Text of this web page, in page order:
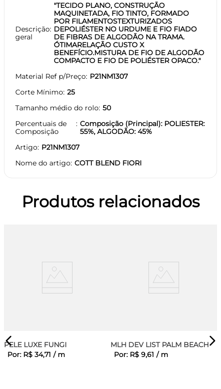
Descrição
geral
"TECIDO PLANO, CONSTRUÇÃO
MAQUINETADA, FIO TINTO, FORMADO
POR FILAMENTOSTEXTURIZADOS
DEPOLIÉSTER NO URDUME E FIO FIADO
DE FIBRAS DE ALGODÃO NA TRAMA.
ÓTIMARELAÇÃO CUSTO X
BENEFÍCIO.MISTURA DE FIO DE ALGODÃO
COMPACTO E FIO DE POLIÉSTER OPACO."
Material Ref p/Preço P21NM1307
Corte Mínimo 25
Tamanho médio do rolo 50
Percentuais de
Composição
Composição (Principal): POLIESTER:
55%, ALGODÃO: 45%
Artigo P21NM1307
Nome do artigo COTT BLEND FIORI
Produtos relacionados
PELE LUXE FUNGI
Por: R$ 34,71 / m
MLH DEV LIST PALM BEACH
Por: R$ 9,61 / m